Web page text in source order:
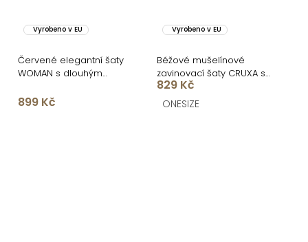
Vyrobeno v EU
Červené elegantní šaty
WOMAN s dlouhým
899 Kč
Vyrobeno v EU
Béžové mušelínové
zavinovací šaty CRUXA s
dlouhým rukávem
829 Kč
ONESIZE